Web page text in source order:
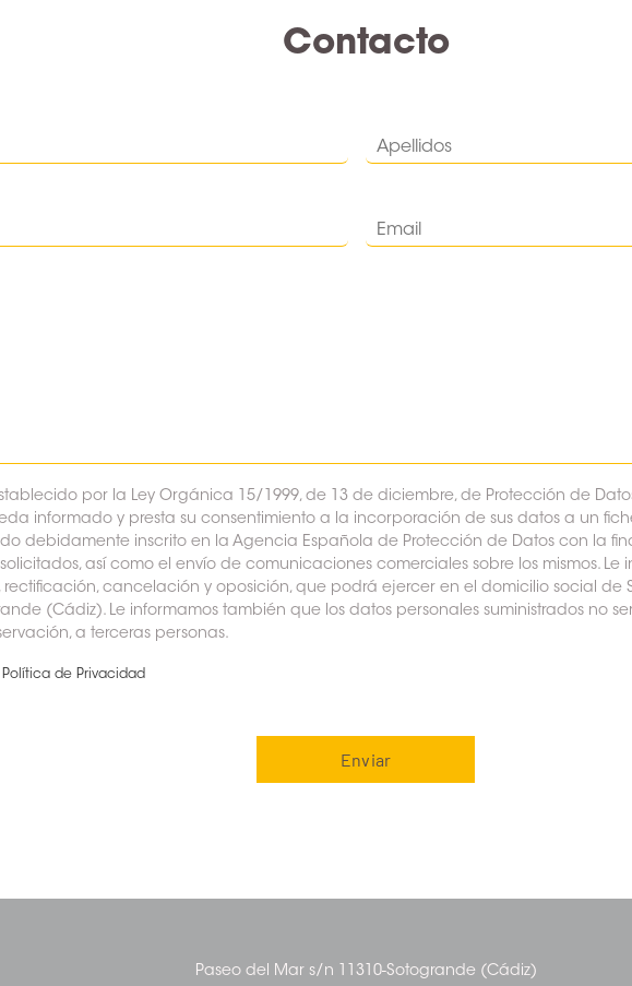
Contacto
por la Ley Orgánica 15/1999, de 13 de diciembre, de Protección de
informado y presta su consentimiento a la incorporación de sus datos a un
debidamente inscrito en la Agencia Española de Protección de Datos con la
así como el envío de comunicaciones comerciales sobre los mismos. Le
cancelación y oposición, que podrá ejercer en el domicilio social de
(Cádiz). Le informamos también que los datos personales suministrados no
a terceras personas.
Política de Privacidad
Paseo del Mar s/n 11310-Sotogrande (Cádiz)